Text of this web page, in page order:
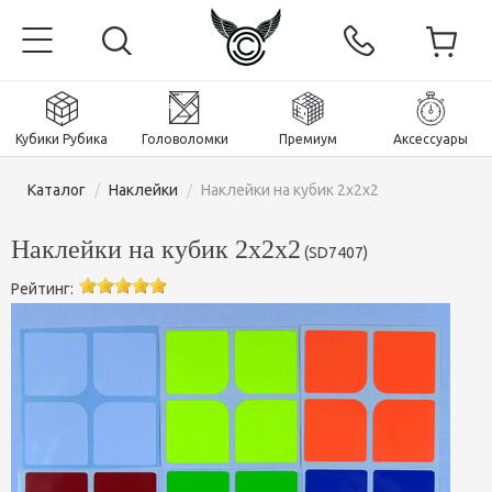
Кубики Рубика Головоломки Премиум Аксессуары
Каталог / Наклейки / Наклейки на кубик 2х2х2
Наклейки на кубик 2х2х2 (SD7407)
Рейтинг:
Главная
Магнитные и премиум
Кубики Рубика
Кубики Рубика 3х3х3
Пираминксы (тетраэдры)
Аксессуары